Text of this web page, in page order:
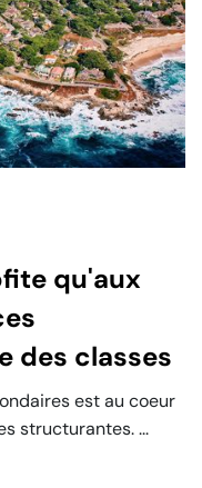
qu'aux
des classes
est au coeur
structurantes. ...